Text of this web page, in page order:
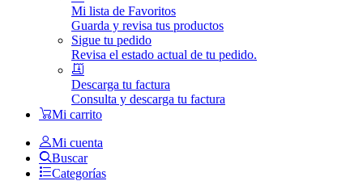
Mi lista de Favoritos
Guarda y revisa tus productos
Sigue tu pedido
Revisa el estado actual de tu pedido.
Descarga tu factura
Consulta y descarga tu factura
Mi carrito
Mi cuenta
Buscar
Categorías